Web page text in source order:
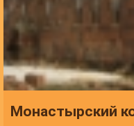
Монастырский